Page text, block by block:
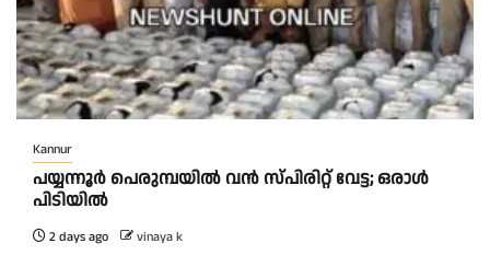
Kannur
പയ്യന്നൂർ പെരുമ്പയിൽ വൻ സ്‌പിരിറ്റ് വേട്ട; ഒരാൾ
പിടിയിൽ
2 days ago vinaya k